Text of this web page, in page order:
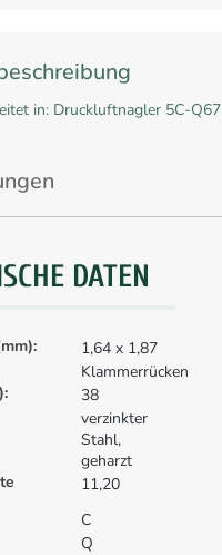
in: Druckluftnagler 5C-Q67
DATEN
1,64 x 1,87
Klammerrücken
38
verzinkter
Stahl,
geharzt
11,20
C
Q